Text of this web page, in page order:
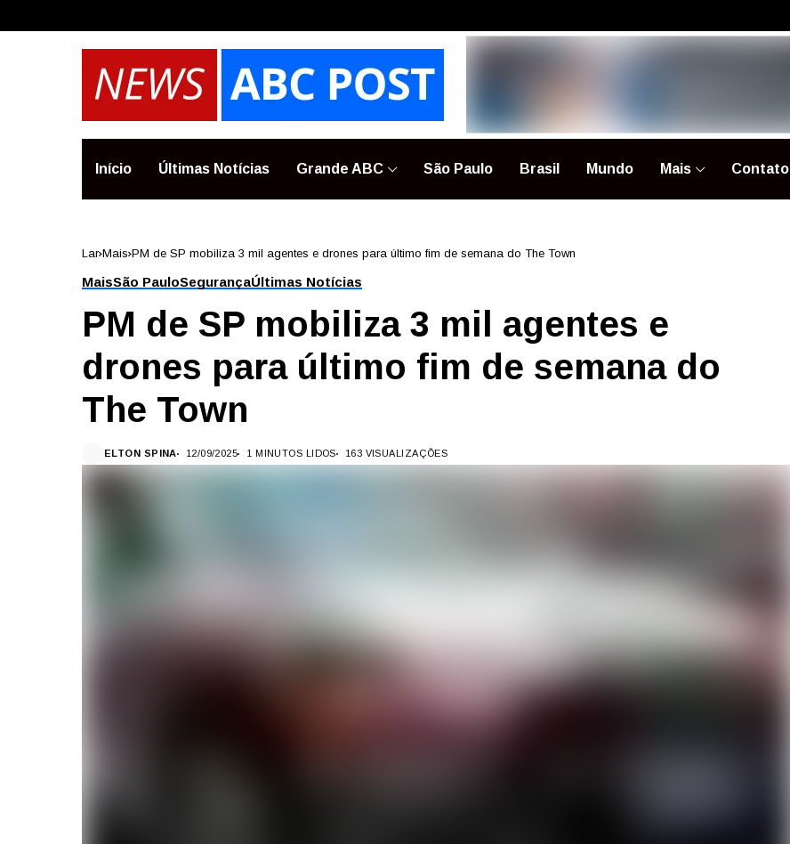
Início Últimas Notícias Grande ABC São Paulo Brasil Mundo Mais Contato
Lar Mais PM de SP mobiliza 3 mil agentes e drones para último fim de semana do The Town
MaisSão PauloSegurançaÚltimas Notícias
PM de SP mobiliza 3 mil agentes e
drones para último fim de semana do
The Town
ELTON SPINA 12/09/2025 1 MINUTOS LIDOS 163 VISUALIZAÇÕES